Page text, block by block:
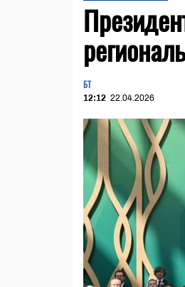
БТ
12:12 22.04.2026